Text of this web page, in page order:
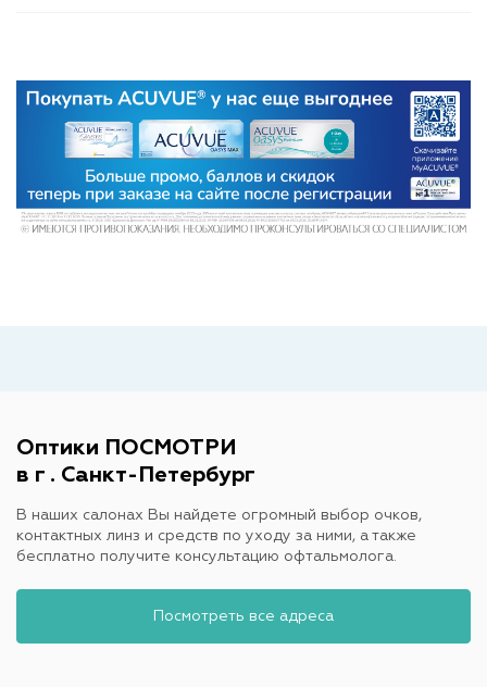
Оптики ПОСМОТРИ
в г . Санкт-Петербург
В наших салонах Вы найдете огромный выбор очков,
контактных линз и средств по уходу за ними, а также
бесплатно получите консультацию офтальмолога.
Посмотреть все адреса